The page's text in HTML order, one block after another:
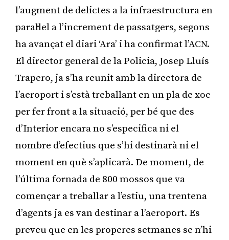
l’augment de delictes a la infraestructura en
paral·lel a l’increment de passatgers, segons
ha avançat el diari ‘Ara’ i ha confirmat l’ACN.
El director general de la Policia, Josep Lluís
Trapero, ja s’ha reunit amb la directora de
l’aeroport i s’està treballant en un pla de xoc
per fer front a la situació, per bé que des
d’Interior encara no s’especifica ni el
nombre d’efectius que s’hi destinarà ni el
moment en què s’aplicarà. De moment, de
l’última fornada de 800 mossos que va
començar a treballar a l’estiu, una trentena
d’agents ja es van destinar a l’aeroport. Es
preveu que en les properes setmanes se n’hi